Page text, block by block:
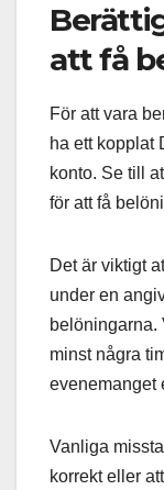
att få
För att vara
ha ett kopplat
konto. Se till
för att få
Det är viktigt
under en
belöningarna.
minst några
evenemanget
Vanliga
korrekt eller